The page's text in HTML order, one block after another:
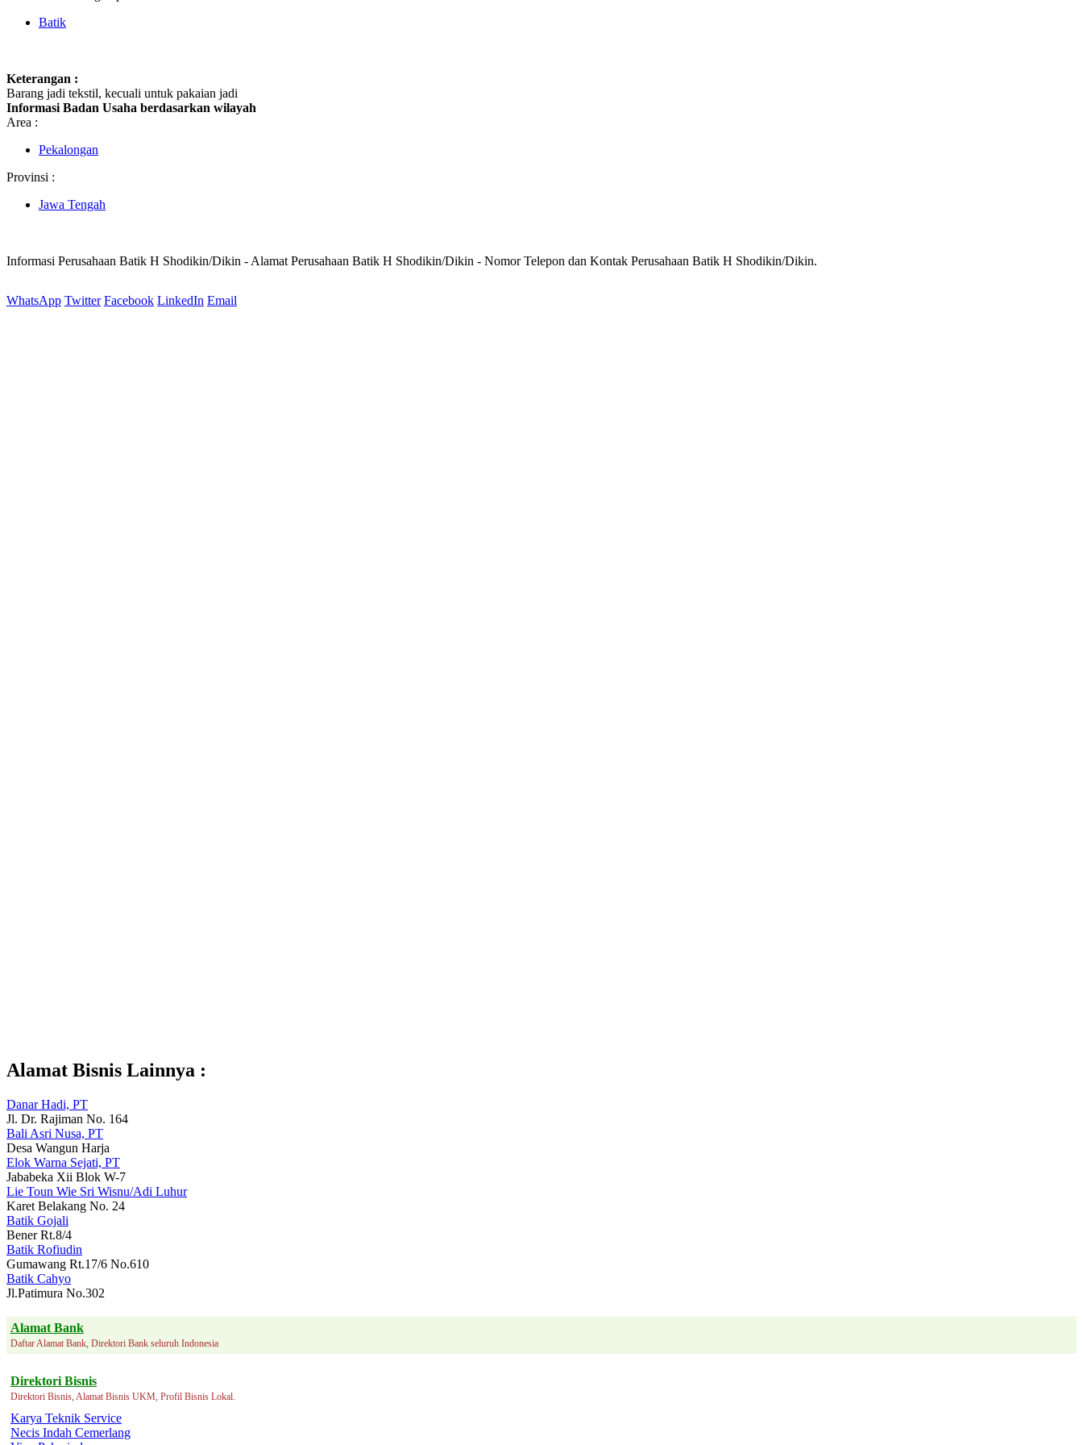
Batik
Keterangan :
Barang jadi tekstil, kecuali untuk pakaian jadi
Informasi Badan Usaha berdasarkan wilayah
Area :
Pekalongan
Provinsi :
Jawa Tengah
Informasi Perusahaan Batik H Shodikin/Dikin - Alamat Perusahaan Batik H Shodikin/Dikin - Nomor Telepon dan Kontak Perusahaan Batik H Shodikin/Dikin.
WhatsApp Twitter Facebook LinkedIn Email
Alamat Bisnis Lainnya :
Danar Hadi, PT
Jl. Dr. Rajiman No. 164
Bali Asri Nusa, PT
Desa Wangun Harja
Elok Warna Sejati, PT
Jababeka Xii Blok W-7
Lie Toun Wie Sri Wisnu/Adi Luhur
Karet Belakang No. 24
Batik Gojali
Bener Rt.8/4
Batik Rofiudin
Gumawang Rt.17/6 No.610
Batik Cahyo
Jl.Patimura No.302
Alamat Bank
Daftar Alamat Bank, Direktori Bank seluruh Indonesia
Direktori Bisnis
Direktori Bisnis, Alamat Bisnis UKM, Profil Bisnis Lokal.
Karya Teknik Service
Necis Indah Cemerlang